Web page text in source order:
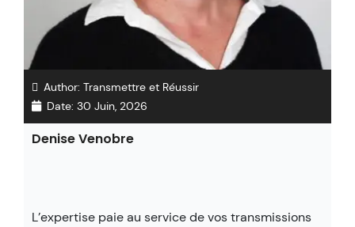
Author: Transmettre et Réussir
Date: 30 Juin, 2026
Denise Venobre
L’expertise paie au service de vos transmissions